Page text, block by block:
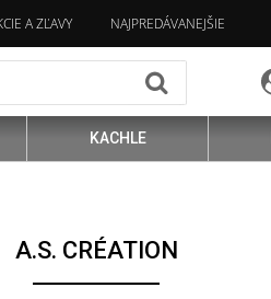
A ZĽAVY NAJPREDÁVANEJŠIE
KACHLE
A.S. CRÉATION